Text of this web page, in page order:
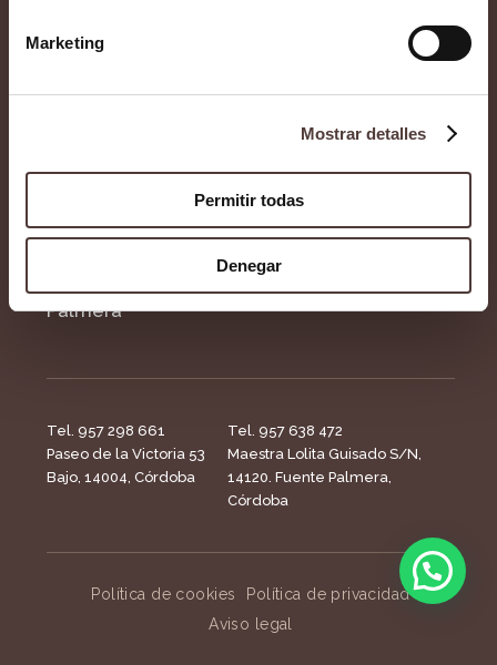
Marketing
Mostrar detalles
Permitir todas
Denegar
dental
Formacion Blog
Dientes en un día Contacto
Palmera
Tel. 957 298 661
Paseo de la Victoria 53
Bajo, 14004, Córdoba
Tel. 957 638 472
Maestra Lolita Guisado S/N,
14120. Fuente Palmera,
Córdoba
Política de cookies
Política de privacidad
Aviso legal